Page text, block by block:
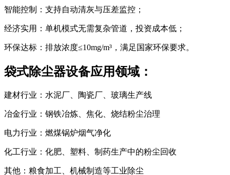
智能控制：支持自动清灰与压差监控；
经济实用：单机模式无需复杂管道，投资成本低；
环保达标：排放浓度≤10mg/m³，满足国家环保要求。
袋式除尘器设备应用领域：
建材行业：水泥厂、陶瓷厂、玻璃生产线
冶金行业：钢铁冶炼、焦化、烧结粉尘治理
电力行业：燃煤锅炉烟气净化
化工行业：化肥、塑料、制药生产中的粉尘回收
其他：粮食加工、机械制造等工业除尘